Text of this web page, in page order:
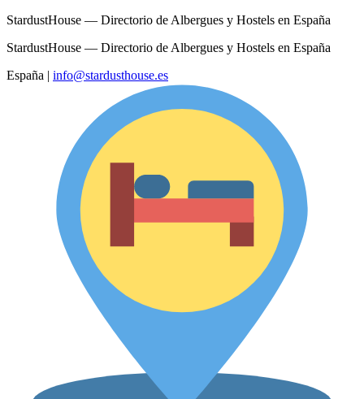
StardustHouse — Directorio de Albergues y Hostels en España
StardustHouse — Directorio de Albergues y Hostels en España
España | info@stardusthouse.es